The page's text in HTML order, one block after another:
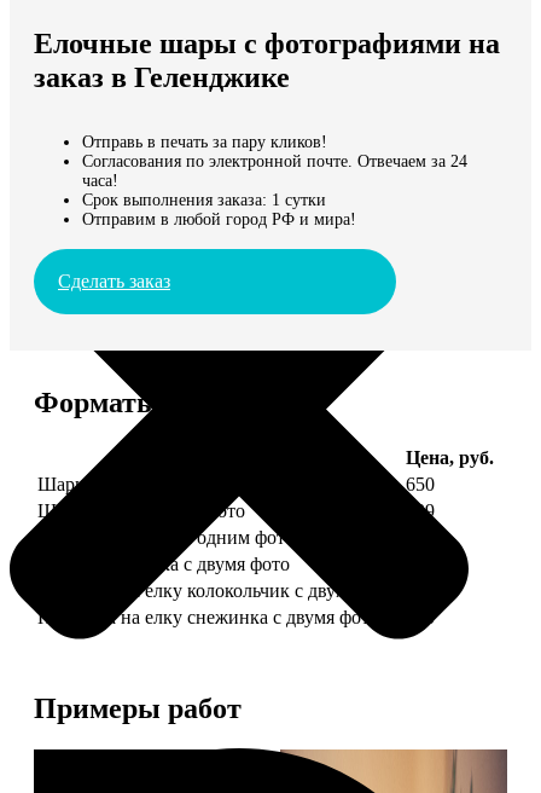
Мы доставляем по всему миру
Продолжить без города
Елочные шары с фотографиями на
заказ в Геленджике
Отправь в печать за пару кликов!
Согласования по электронной почте. Отвечаем за 24
часа!
Срок выполнения заказа: 1 сутки
Отправим в любой город РФ и мира!
Сделать заказ
Форматы и цены
Цена, руб.
Шарик елочный с 1 фото
650
Шарик елочный с 2 фото
699
Шарик-шкатулка с одним фото
Шарик-шкатулка с двумя фото
Подвеска на елку колокольчик с двумя фото
Подвеска на елку снежинка с двумя фото
590
Примеры работ